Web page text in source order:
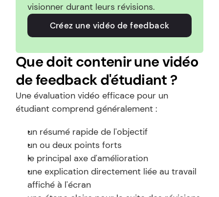
visionner durant leurs révisions.
Créez une vidéo de feedback
Que doit contenir une vidéo
de feedback d'étudiant ?
Une évaluation vidéo efficace pour un
étudiant comprend généralement :
un résumé rapide de l'objectif
un ou deux points forts
le principal axe d'amélioration
une explication directement liée au travail
affiché à l'écran